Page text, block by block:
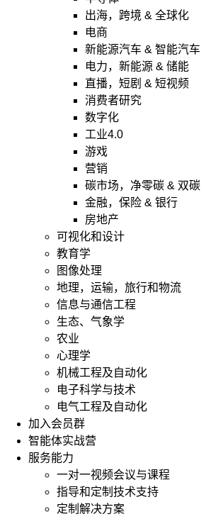
出海，跨境 & 全球化
电商
新能源汽车 & 智能汽车
电力，新能源 & 储能
直播，短剧 & 短视频
消费者研究
数字化
工业4.0
游戏
营销
碳市场，净零碳 & 双碳
金融，保险 & 银行
房地产
可视化和设计
教育学
图像处理
地理，运输，旅行和物流
信息与通信工程
生态、气象学
农业
心理学
机械工程及自动化
电子科学与技术
电气工程及自动化
加入会员群
智能体实战营
服务能力
一对一视频会议与课程
指导和定制技术支持
定制解决方案